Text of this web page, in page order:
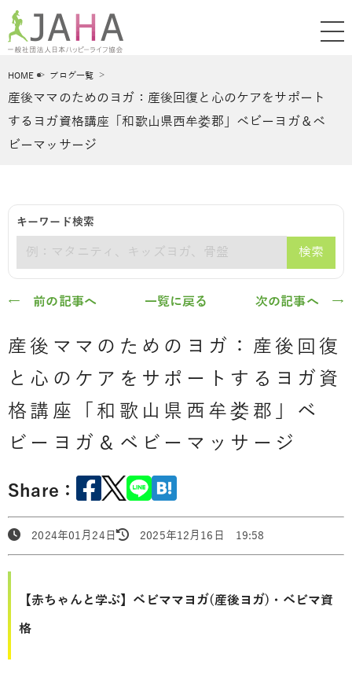
HOME ブログ一覧
産後ママのためのヨガ：産後回復と心のケアをサポート
するヨガ資格講座「和歌山県西牟娄郡」ベビーヨガ＆ベ
ビーマッサージ
キーワード検索
検索
← 前の記事へ 一覧に戻る 次の記事へ →
産後ママのためのヨガ：産後回復
と心のケアをサポートするヨガ資
格講座「和歌山県西牟娄郡」ベ
ビーヨガ＆ベビーマッサージ
Share：
2024年01月24日 2025年12月16日 19:58
【赤ちゃんと学ぶ】ベビママヨガ(産後ヨガ)・ベビマ資
格